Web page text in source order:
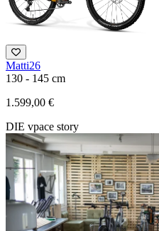
Matti26
130 - 145 cm
1.599,00 €
DIE vpace story